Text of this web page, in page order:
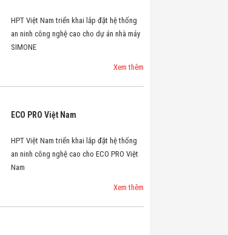
HPT Việt Nam triển khai lắp đặt hệ thống
an ninh công nghệ cao cho dự án nhà máy
SIMONE
Xem thêm
ECO PRO Việt Nam
HPT Việt Nam triển khai lắp đặt hệ thống
an ninh công nghệ cao cho ECO PRO Việt
Nam
Xem thêm